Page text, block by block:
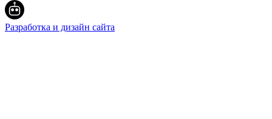
Разработка и дизайн сайта